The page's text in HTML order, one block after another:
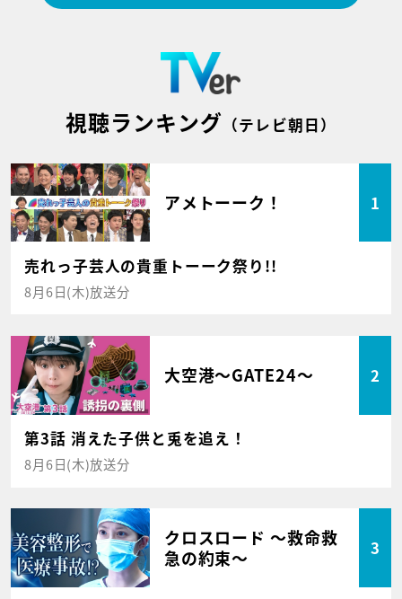
視聴ランキング （テレビ朝日）
アメトーーク！ 1
売れっ子芸人の貴重トーーク祭り!!
8月6日(木)放送分
大空港～GATE24～ 2
第3話 消えた子供と兎を追え！
8月6日(木)放送分
クロスロード ～救命救
急の約束～
3